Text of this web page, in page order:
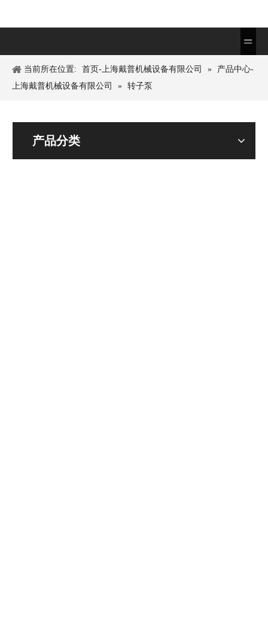
当前所在位置: 首页-上海戴普机械设备有限公司 »
产品中心-
上海戴普机械设备有限公司
» 转子泵
产品分类